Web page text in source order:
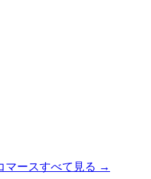
マースすべて見る →